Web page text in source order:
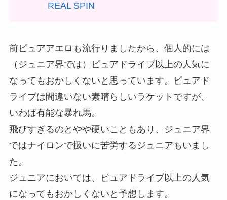
REAL SPIN
前ピュアアエロも流行りましたから、個人的には
（ジュニア界では）ピュアドライブ以上の人気に
なってもおかしくないと思っています。ピュアド
ライブは間違いない素晴らしいラケットですが、
いわば有能な暴れ馬。
飛びすぎるのとやや硬いこともあり、ジュニア界
ではナイロンで扱いに苦労するジュニアもいまし
た。
ジュニアにおいては、ピュアドライブ以上の人気
になってもおかしくないと予想します。